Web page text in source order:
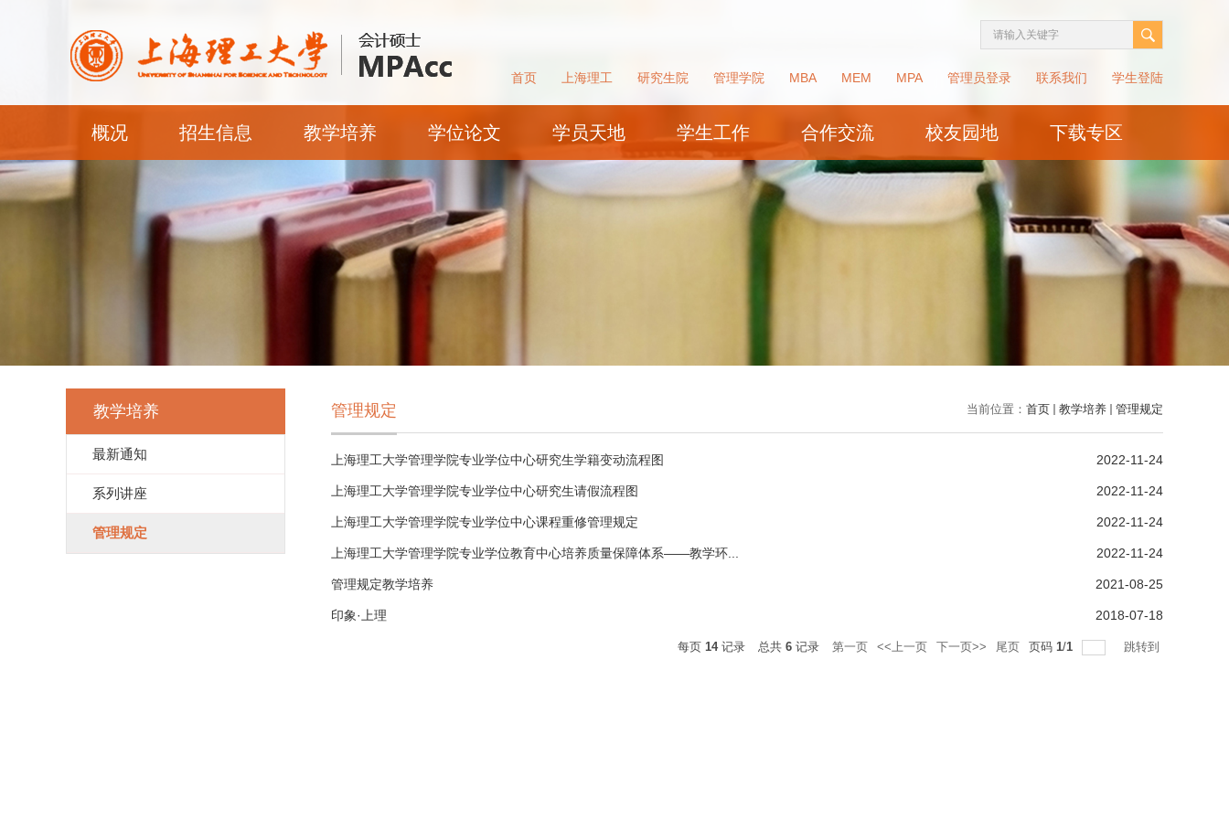
首页 上海理工 研究生院 管理学院 MBA MEM MPA 管理员登录 联系我们 学生登陆
概况 招生信息 教学培养 学位论文 学员天地 学生工作 合作交流 校友园地 下载专区
教学培养
最新通知
系列讲座
管理规定
当前位置： 首页 教学培养 管理规定
管理规定
上海理工大学管理学院专业学位中心研究生学籍变动流程图 2022-11-24
上海理工大学管理学院专业学位中心研究生请假流程图 2022-11-24
上海理工大学管理学院专业学位中心课程重修管理规定 2022-11-24
上海理工大学管理学院专业学位教育中心培养质量保障体系——教学环... 2022-11-24
管理规定教学培养 2021-08-25
印象·上理 2018-07-18
每页 14记录 总共 6 记录 第一页 <<上一页 下一页>> 尾页 页码 1/1 跳转到